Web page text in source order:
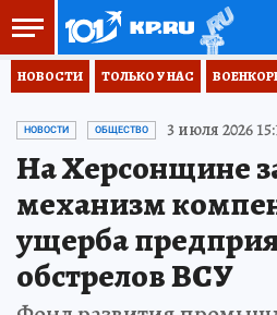
НОВОСТИ ТОЛЬКО У НАС
НОВОСТИ ОБЩЕСТВО 3 июля 2026
На Херсонщине
механизм
ущерба
обстрелов ВСУ